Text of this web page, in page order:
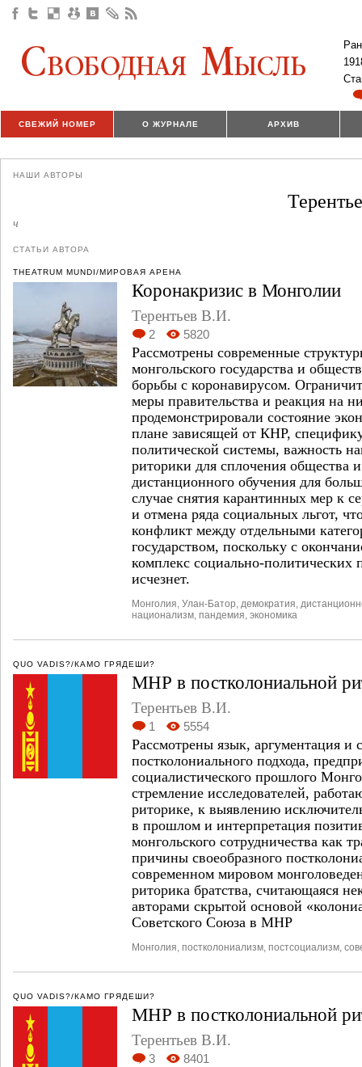
СВЕЖИЙ НОМЕР О ЖУРНАЛЕ АРХИВ
НАШИ АВТОРЫ
ч
СТАТЬИ АВТОРА
THEATRUM MUNDI/МИРОВАЯ АРЕНА
Коронакризис в Монголии
Терентьев В.И.
2 5820
Рассмотрены современные
монгольского государства и
борьбы с коронавирусом.
меры правительства и реакция на
продемонстрировали состояние
плане зависящей от КНР,
политической системы, важность
риторики для сплочения общества
дистанционного обучения для
случае снятия карантинных мер к
и отмена ряда социальных льгот,
конфликт между отдельными
государством, поскольку с
комплекс социально-
исчезнет.
Монголия Улан-Батор демократия
национализм пандемия экономика
QUO VADIS?/КАМО ГРЯДЕШИ?
МНР в постколониальной
Терентьев В.И.
1 5554
Рассмотрены язык, аргументация и
постколониального подхода,
социалистического прошлого
стремление исследователей,
риторике, к выявлению
в прошлом и интерпретация
монгольского сотрудничества как
причины своеобразного
современном мировом
риторика братства, считающаяся
авторами скрытой основой
Советского Союза в МНР
Монголия постколониализм постсоциализм
QUO VADIS?/КАМО ГРЯДЕШИ?
МНР в постколониальной
Терентьев В.И.
3 8401